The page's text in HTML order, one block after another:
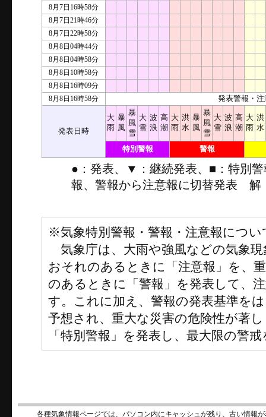
8月7日16時58分
8月7日21時46分
8月7日22時58分
8月8日04時44分
8月8日04時58分
8月8日10時58分
8月8日16時09分
8月8日16時58分
発表警報・
発表日時
大
雨
暴
風
暴
風
雪
大
雪
波
浪
高
潮
大
雨
洪
水
暴
風
暴
風
雪
大
雪
波
浪
高
潮
大
雨
洪
水
特別警報 警報
●：発表、▼：継続発表、■：特別
報、警報から注意報に切替発表 解
※気象特別警報・警報・注意報につい
気象庁は、大雨や強風などの気象
おそれのあるときに「注意報」を、
のあるときに「警報」を発表して、
す。これに加え、警報の発表基準を
予想され、重大な災害の危険性が著
「特別警報」を発表し、最大限の警
各種気象情報ページでは、パソコン内にキャッシュが残り、古い情報